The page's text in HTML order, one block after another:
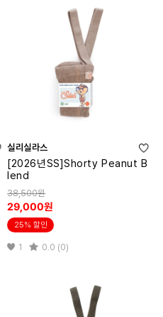
실리실라스
[2026년SS]Shorty Peanut B
lend
38,500원
29,000원
25% 할인
1 0.0 (0)